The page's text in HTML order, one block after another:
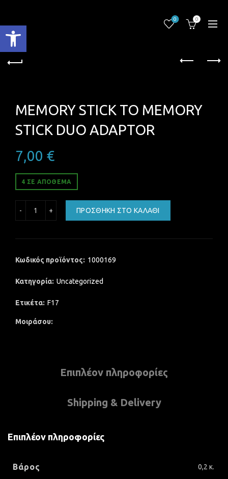
Ανοίξτε τη γραμμή εργαλείων
0 0
MEMORY STICK TO MEMORY
STICK DUO ADAPTOR
7,00 €
4 ΣΕ ΑΠΌΘΕΜΑ
ΠΡΟΣΘΉΚΗ ΣΤΟ ΚΑΛΆΘΙ
Κωδικός προϊόντος: 1000169
Κατηγορία: Uncategorized
Ετικέτα: F17
Μοιράσου
Επιπλέον πληροφορίες
Shipping & Delivery
Επιπλέον πληροφορίες
Βάρος 0,2 κ.